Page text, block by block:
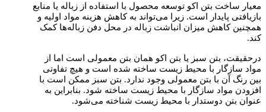
معیار ساخت بتن اکو توسعه محصول با استفاده از زباله یا منابع
بازیافتی پایدار است. زیرا می‌تواند به کاهش هزینه مواد اولیه و
همچنین کاهش میزان انباشت زباله در محل دفن زباله‌ها کمک
کند.
درحقیقت، بتن سبز یا بتن اکو همان بتن معمولی است اما از
مواد سازگار با محیط زیست ساخته شده است و هیچ تفاوتی
بین رنگ آن با بتن معمولی وجود ندارد. بتن سبز ممکن است با
افزودن مواد سازگار با محیط زیست ساخته شود. بنابراین به
عنوان بتن دوستدار با محیط زیست شناخته می‌شود.